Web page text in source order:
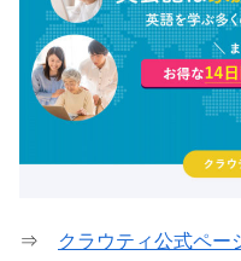
⇒ クラウティ公式ペー